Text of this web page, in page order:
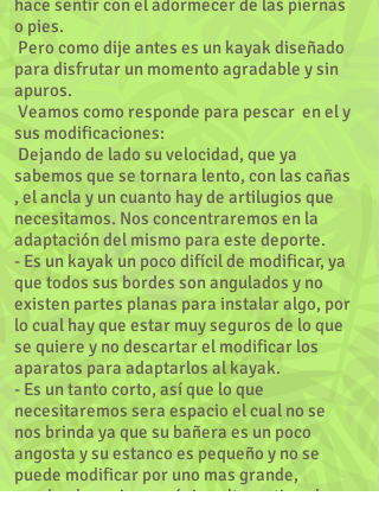
hace sentir con el adormecer de las piernas
o pies.
Pero como dije antes es un kayak diseñado
para disfrutar un momento agradable y sin
apuros.
Veamos como responde para pescar en el y
sus modificaciones:
Dejando de lado su velocidad, que ya
sabemos que se tornara lento, con las cañas
, el ancla y un cuanto hay de artilugios que
necesitamos. Nos concentraremos en la
adaptación del mismo para este deporte.
- Es un kayak un poco difícil de modificar, ya
que todos sus bordes son angulados y no
existen partes planas para instalar algo, por
lo cual hay que estar muy seguros de lo que
se quiere y no descartar el modificar los
aparatos para adaptarlos al kayak.
- Es un tanto corto, así que lo que
necesitaremos sera espacio el cual no se
nos brinda ya que su bañera es un poco
angosta y su estanco es pequeño y no se
puede modificar por uno mas grande,
quedando casi como única alternativa el